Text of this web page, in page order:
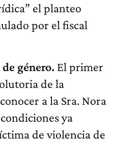
el planteo
por el fiscal
género. El primer
de la
a la Sra. Nora
ya
de violencia de